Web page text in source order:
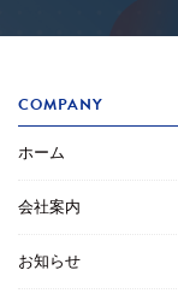
COMPANY
ホーム
会社案内
お知らせ